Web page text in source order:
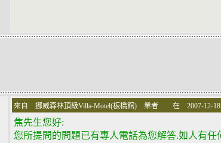
來自 挪威森林頂級Villa-Motel(板橋館) 業者 在 2007-12-18
焦先生您好:
您所提問的問題已有專人電話為您解答.如人有任